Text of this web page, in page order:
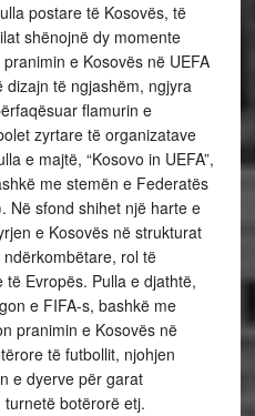
postare të Kosovës, të
shënojnë dy momente
e Kosovës në UEFA
dizajn të ngjashëm, ngjyra
flamurin e
zyrtare të organizatave
e majtë, “Kosovo in UEFA”,
me stemën e Federatës
Në sfond shihet një harte e
e Kosovës në strukturat
rol të
Evropës. Pulla e djathtë,
e FIFA-s, bashkë me
pranimin e Kosovës në
të futbollit, njohjen
e dyerve për garat
botërorë etj.